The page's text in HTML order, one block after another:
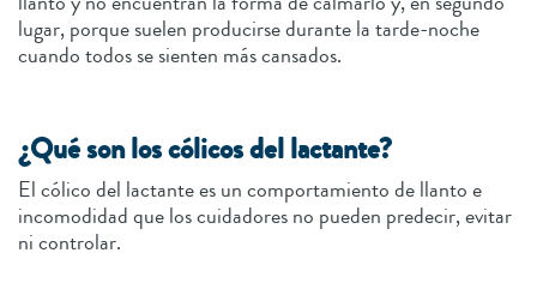
lugar, porque suelen producirse durante la tarde-noche
cuando todos se sienten más cansados.
¿Qué son los cólicos del lactante?
El cólico del lactante es un comportamiento de llanto e
incomodidad que los cuidadores no pueden predecir, evitar
ni controlar.